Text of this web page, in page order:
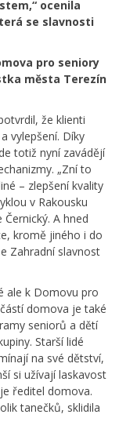
,“ ocenila
se slavnosti
že klienti
vylepšení. Díky
totiž nyní zavádějí
„Zní to
– zlepšení kvality
v Rakousku
A hned
kromě jiného i do
Zahradní slavnost
ale k Domovu pro
domova je také
seniorů a dětí
Starší lidé
na své dětství,
si užívají laskavost
ředitel domova.
tanečků, sklidila